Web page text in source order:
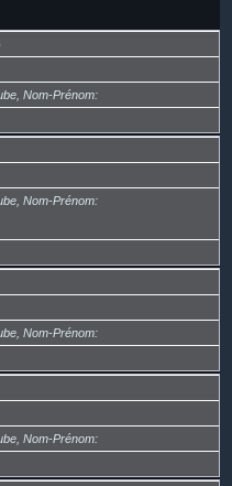
Nom-Prénom
Nom-Prénom
Nom-Prénom
Nom-Prénom